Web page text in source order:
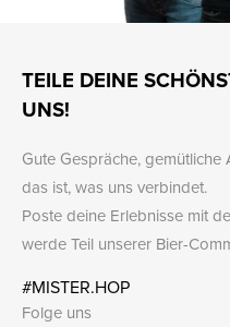
TEILE DEINE
UNS!
Gute Gespräche,
das ist, was uns verbindet.
Poste deine Erlebnisse mit
werde Teil unserer Bier-
#MISTER.HOP
Folge uns